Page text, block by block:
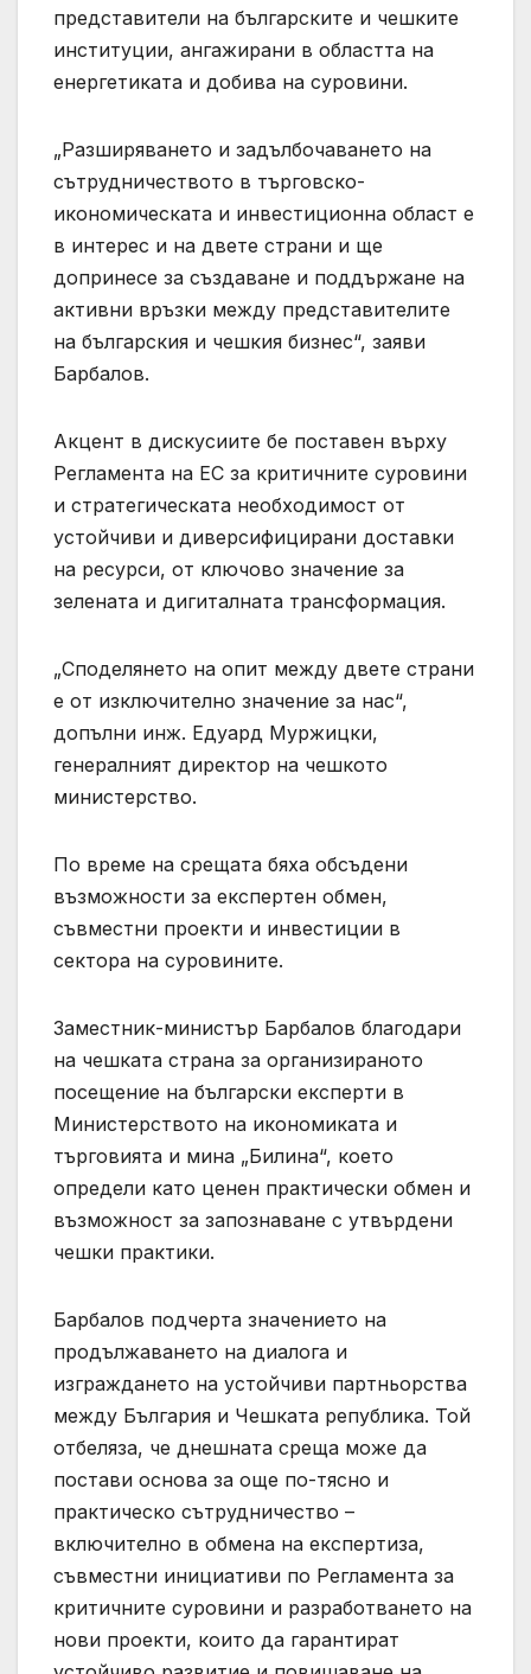
представители на българските и чешките
институции, ангажирани в областта на
енергетиката и добива на суровини.
„Разширяването и задълбочаването на
сътрудничеството в търговско-
икономическата и инвестиционна област е
в интерес и на двете страни и ще
допринесе за създаване и поддържане на
активни връзки между представителите
на българския и чешкия бизнес“, заяви
Барбалов.
Акцент в дискусиите бе поставен върху
Регламента на ЕС за критичните суровини
и стратегическата необходимост от
устойчиви и диверсифицирани доставки
на ресурси, от ключово значение за
зелената и дигиталната трансформация.
„Споделянето на опит между двете страни
е от изключително значение за нас“,
допълни инж. Едуард Муржицки,
генералният директор на чешкото
министерство.
По време на срещата бяха обсъдени
възможности за експертен обмен,
съвместни проекти и инвестиции в
сектора на суровините.
Заместник-министър Барбалов благодари
на чешката страна за организираното
посещение на български експерти в
Министерството на икономиката и
търговията и мина „Билина“, което
определи като ценен практически обмен и
възможност за запознаване с утвърдени
чешки практики.
Барбалов подчерта значението на
продължаването на диалога и
изграждането на устойчиви партньорства
между България и Чешката република. Той
отбеляза, че днешната среща може да
постави основа за още по-тясно и
практическо сътрудничество –
включително в обмена на експертиза,
съвместни инициативи по Регламента за
критичните суровини и разработването на
нови проекти, които да гарантират